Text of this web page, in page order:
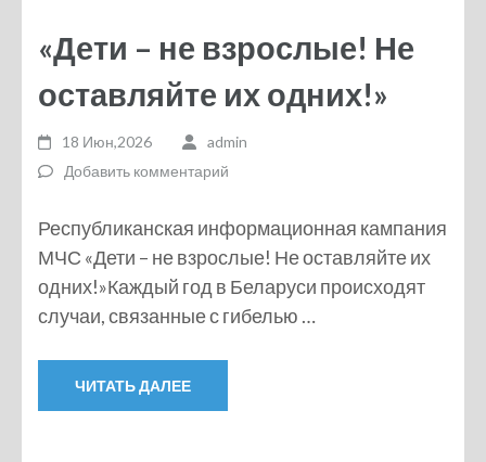
«Дети – не взрослые! Не
оставляйте их одних!»
18 Июн,2026
admin
Добавить комментарий
Республиканская информационная кампания
МЧС «Дети – не взрослые! Не оставляйте их
одних!»Каждый год в Беларуси происходят
случаи, связанные с гибелью …
ЧИТАТЬ ДАЛЕЕ